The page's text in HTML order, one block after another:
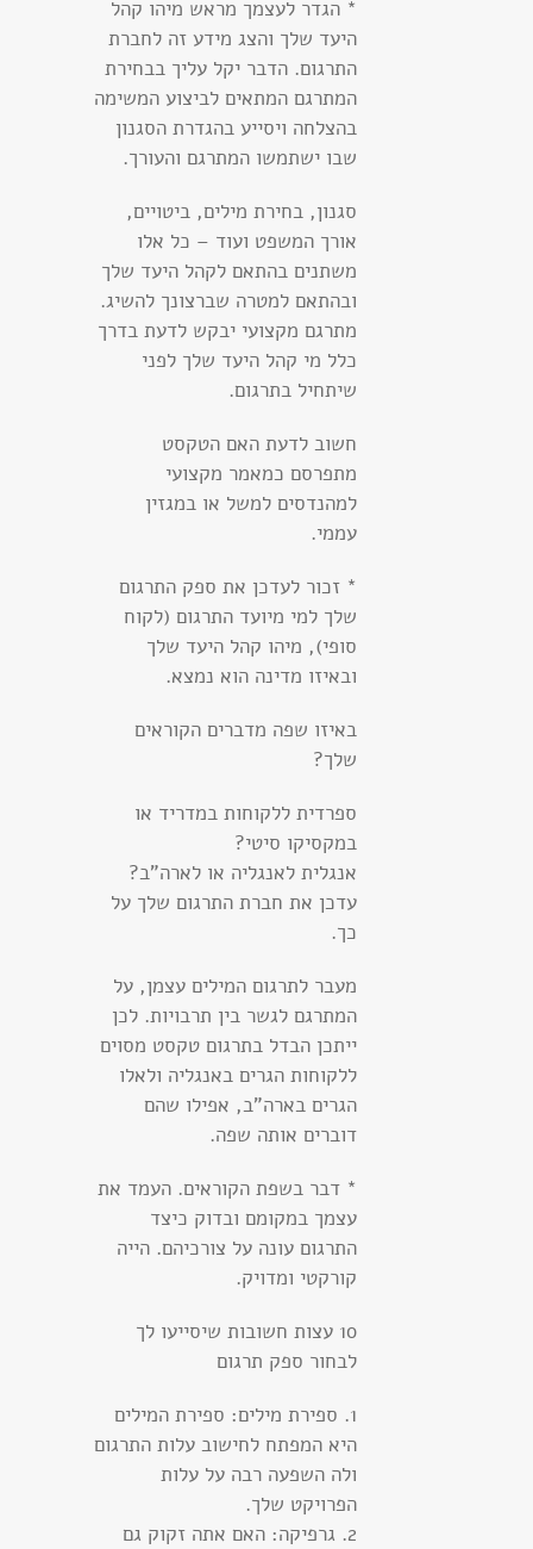
* הגדר לעצמך מראש מיהו קהל
היעד שלך והצג מידע זה לחברת
התרגום. הדבר יקל עליך בבחירת
המתרגם המתאים לביצוע המשימה
בהצלחה ויסייע בהגדרת הסגנון
שבו ישתמשו המתרגם והעורך.
סגנון, בחירת מילים, ביטויים,
אורך המשפט ועוד – כל אלו
משתנים בהתאם לקהל היעד שלך
ובהתאם למטרה שברצונך להשיג.
מתרגם מקצועי יבקש לדעת בדרך
כלל מי קהל היעד שלך לפני
שיתחיל בתרגום.
חשוב לדעת האם הטקסט
מתפרסם כמאמר מקצועי
למהנדסים למשל או במגזין
עממי.
* זכור לעדכן את ספק התרגום
שלך למי מיועד התרגום (לקוח
סופי), מיהו קהל היעד שלך
ובאיזו מדינה הוא נמצא.
באיזו שפה מדברים הקוראים
שלך?
ספרדית ללקוחות במדריד או
במקסיקו סיטי?
אנגלית לאנגליה או לארה"ב?
עדכן את חברת התרגום שלך על
כך.
מעבר לתרגום המילים עצמן, על
המתרגם לגשר בין תרבויות. לכן
ייתכן הבדל בתרגום טקסט מסוים
ללקוחות הגרים באנגליה ולאלו
הגרים בארה"ב, אפילו שהם
דוברים אותה שפה.
* דבר בשפת הקוראים. העמד את
עצמך במקומם ובדוק כיצד
התרגום עונה על צורכיהם. הייה
קורקטי ומדויק.
10 עצות חשובות שיסייעו לך
לבחור ספק תרגום
1. ספירת מילים: ספירת המילים
היא המפתח לחישוב עלות התרגום
ולה השפעה רבה על עלות
הפרויקט שלך.
2. גרפיקה: האם אתה זקוק גם